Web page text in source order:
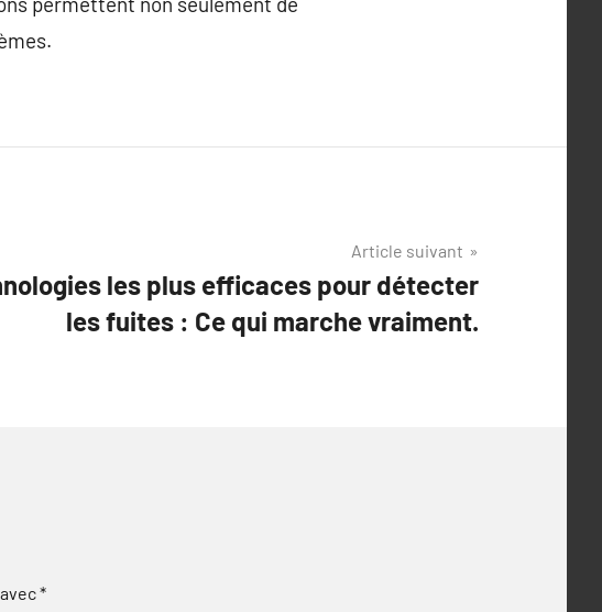
Article suivant
les plus efficaces pour détecter
les fuites : Ce qui marche vraiment.
*